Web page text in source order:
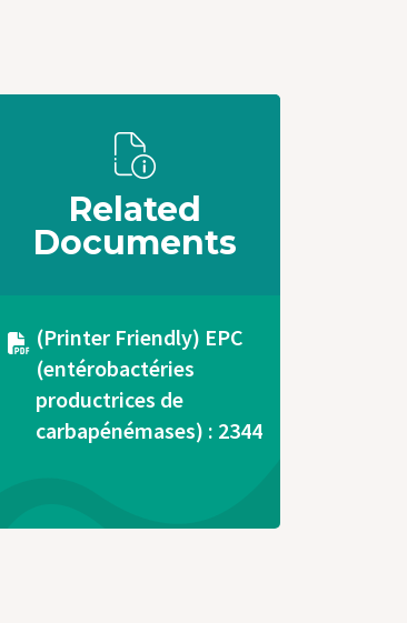
Related
Documents
Document
(Printer Friendly) EPC
(entérobactéries
productrices de
carbapénémases) : 2344